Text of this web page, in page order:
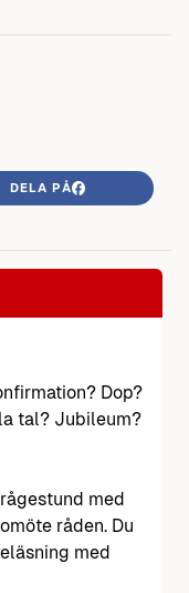
DELA PÅ
Dop?
tal? Jubileum?
med
råden. Du
med